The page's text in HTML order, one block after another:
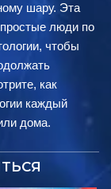
шару. Эта
люди по
чтобы
как
каждый
дома.